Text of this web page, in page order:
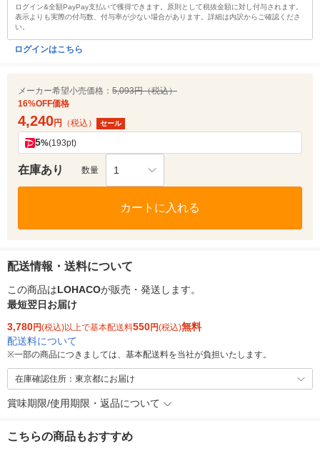
ログイン&全額PayPay支払いで獲得できます。原則として税抜金額に対し付与されます。
表示よりも実際の付与数、付与率が少ない場合があります。詳細は内訳からご確認くださ
い。
ログインはこちら
メーカー希望小売価格： 5,093円（税込）
16%OFF価格
4,240円 （税込） セール
5%(193pt)
在庫あり 数量 1
カートに入れる
配送情報・送料について
この商品はLOHACOが販売・発送します。
最短翌日お届け
3,780円(税込)以上で基本配送料550円(税込)無料
配送料について
※一部の商品につきましては、基本配送料を当社が負担いたします。
在庫確認住所：東京都にお届け
賞味期限/使用期限・返品について
こちらの商品もおすすめ